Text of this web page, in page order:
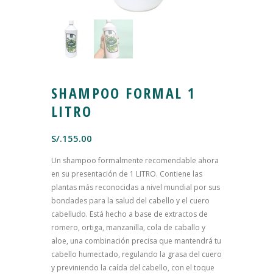
SHAMPOO FORMAL 1
LITRO
S/.155.00
Un shampoo formalmente recomendable ahora
en su presentación de 1 LITRO. Contiene las
plantas más reconocidas a nivel mundial por sus
bondades para la salud del cabello y el cuero
cabelludo. Está hecho a base de extractos de
romero, ortiga, manzanilla, cola de caballo y
aloe, una combinación precisa que mantendrá tu
cabello humectado, regulando la grasa del cuero
y previniendo la caída del cabello, con el toque